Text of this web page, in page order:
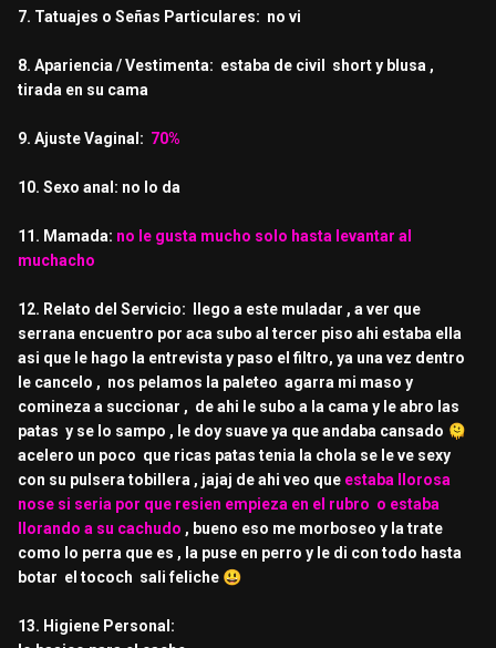
7. Tatuajes o Señas Particulares: no vi
8. Apariencia / Vestimenta: estaba de civil short y blusa ,
tirada en su cama
9. Ajuste Vaginal: 70%
10. Sexo anal: no lo da
11. Mamada: no le gusta mucho solo hasta levantar al
muchacho
12. Relato del Servicio: llego a este muladar , a ver que
serrana encuentro por aca subo al tercer piso ahi estaba ella
asi que le hago la entrevista y paso el filtro, ya una vez dentro
le cancelo , nos pelamos la paleteo agarra mi maso y
comineza a succionar , de ahi le subo a la cama y le abro las
patas y se lo sampo , le doy suave ya que andaba cansado 🫠
acelero un poco que ricas patas tenia la chola se le ve sexy
con su pulsera tobillera , jajaj de ahi veo que estaba llorosa
nose si seria por que resien empieza en el rubro o estaba
llorando a su cachudo , bueno eso me morboseo y la trate
como lo perra que es , la puse en perro y le di con todo hasta
botar el tococh sali feliche 😃
13. Higiene Personal: